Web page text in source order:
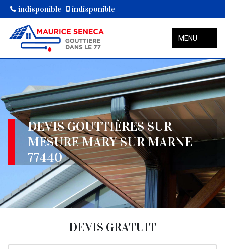
indisponible indisponible
MENU
DEVIS GOUTTIÈRES SUR
MESURE MARY SUR MARNE
77440
DEVIS GRATUIT